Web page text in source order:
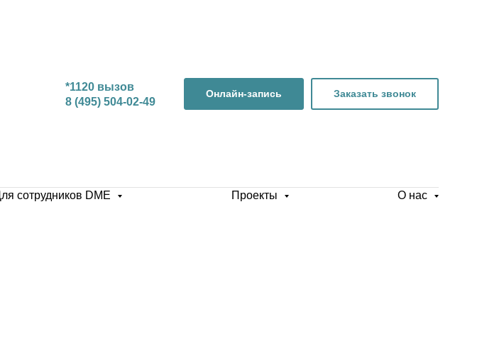
*1120 вызов
8 (495) 504-02-49
Онлайн-запись Заказать звонок
сотрудников DME Проекты О нас